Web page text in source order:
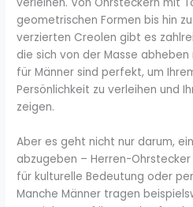
geometrischen Formen bis hin
verzierten Creolen gibt es
die sich von der Masse
für Männer sind perfekt, um
Persönlichkeit zu verleihen und
zeigen.
Aber es geht nicht nur darum,
abzugeben – Herren-
für kulturelle Bedeutung oder
Manche Männer tragen